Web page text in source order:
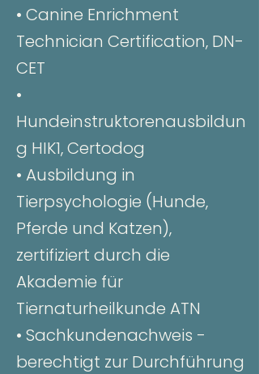
• Canine Enrichment
Technician Certification, DN-
CET
•
Hundeinstruktorenausbildun
g HIK1, Certodog
• Ausbildung in
Tierpsychologie (Hunde,
Pferde und Katzen),
zertifiziert durch die
Akademie für
Tiernaturheilkunde ATN
• Sachkundenachweis -
berechtigt zur Durchführung